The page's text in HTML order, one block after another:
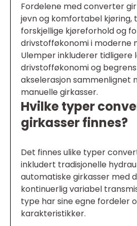
Fordelene med converter
jevn og komfortabel kjøring,
forskjellige kjøreforhold og
drivstofføkonomi i moderne
Ulemper inkluderer tidligere
drivstofføkonomi og
akselerasjon sammenlignet
manuelle girkasser.
Hvilke typer
girkasser finnes?
Det finnes ulike typer
inkludert tradisjonelle
automatiske girkasser med
kontinuerlig variabel
type har sine egne fordeler
karakteristikker.